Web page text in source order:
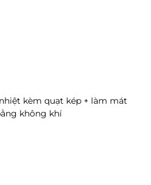
kèm quạt kép + làm mát
không khí